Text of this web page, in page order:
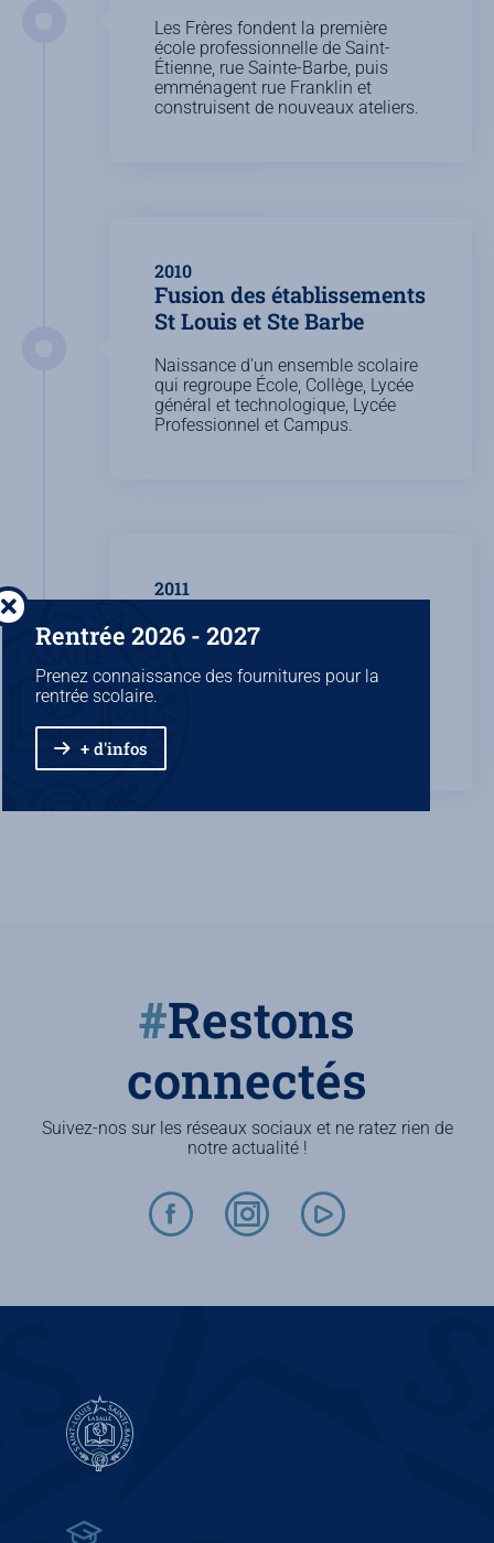
Les Frères fondent la première
école professionnelle de Saint-
Étienne, rue Sainte-Barbe, puis
emménagent rue Franklin et
construisent de nouveaux ateliers.
2010
Fusion des établissements
St Louis et Ste Barbe
Naissance d'un ensemble scolaire
qui regroupe École, Collège, Lycée
général et technologique, Lycée
Professionnel et Campus.
2011
tutelle lasallienne, l'ensemble
scolaire St Louis - Ste Barbe rejoint
toutes ses valeurs éducatives.
#Restons
connectés
Suivez-nos sur les réseaux sociaux et ne ratez rien de
notre actualité !
Rentrée 2026 - 2027
Prenez connaissance des fournitures pour la
rentrée scolaire.
+ d'infos